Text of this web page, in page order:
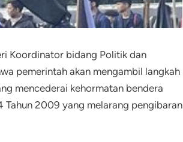
Koordinator bidang Politik dan
pemerintah akan mengambil langkah
mencederai kehormatan bendera
Tahun 2009 yang melarang pengibaran